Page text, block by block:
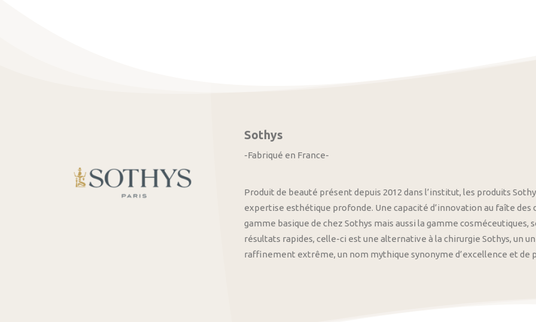
Sothys
-Fabriqué en France-
Produit de beauté présent depuis 2012 dans l’institut, les produits
expertise esthétique profonde. Une capacité d’innovation au faîte
gamme basique de chez Sothys mais aussi la gamme
résultats rapides, celle-ci est une alternative à la chirurgie Sothys, un
raffinement extrême, un nom mythique synonyme d’excellence et de